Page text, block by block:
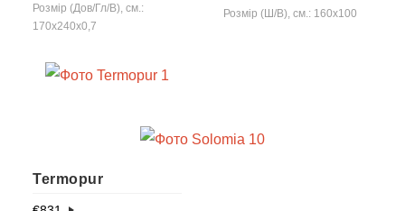
Розмір (Дов/Гл/В), см.:
170x240x0,7
Розмір (Ш/В), см.: 160x100
Termopur